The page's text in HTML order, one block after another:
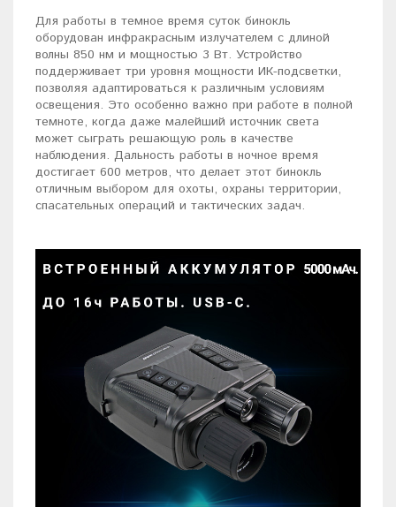
Для работы в темное время суток бинокль
оборудован инфракрасным излучателем с длиной
волны 850 нм и мощностью 3 Вт. Устройство
поддерживает три уровня мощности ИК-подсветки,
позволяя адаптироваться к различным условиям
освещения. Это особенно важно при работе в полной
темноте, когда даже малейший источник света
может сыграть решающую роль в качестве
наблюдения. Дальность работы в ночное время
достигает 600 метров, что делает этот бинокль
отличным выбором для охоты, охраны территории,
спасательных операций и тактических задач.